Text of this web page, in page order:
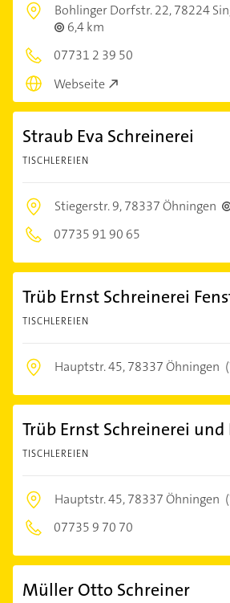
Bohlinger Dorfstr. 22,78224
6,4 km
07731 2 39 50
Webseite
Straub Eva Schreinerei
TISCHLEREIEN
Stiegerstr. 9,78337 Öhningen
07735 91 90 65
Trüb Ernst Schreinerei
TISCHLEREIEN
Hauptstr. 45,78337 Öhningen
Trüb Ernst Schreinerei
TISCHLEREIEN
Hauptstr. 45,78337 Öhningen
07735 9 70 70
Müller Otto Schreiner